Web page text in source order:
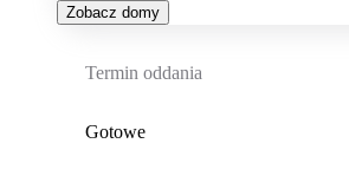
Zobacz domy
Termin oddania
Gotowe